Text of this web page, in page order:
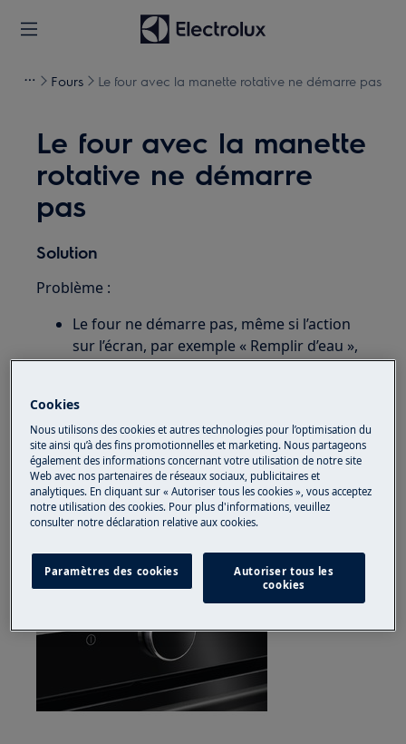
Fours Le four avec la manette rotative ne démarre pas
Le four avec la manette
rotative ne démarre
pas
Solution
Problème :
Le four ne démarre pas, même si l’action
sur l’écran, par exemple « Remplir d’eau »,
est terminée.
Concerne :
fours équipés d’un afficheur et d’une
manette rotative
Cookies
Nous utilisons des cookies et autres technologies pour l’optimisation du
site ainsi qu’à des fins promotionnelles et marketing. Nous partageons
également des informations concernant votre utilisation de notre site
Web avec nos partenaires de réseaux sociaux, publicitaires et
analytiques. En cliquant sur « Autoriser tous les cookies », vous acceptez
notre utilisation des cookies. Pour plus d'informations, veuillez
consulter notre déclaration relative aux cookies.
Paramètres des cookies
Autoriser tous les
cookies